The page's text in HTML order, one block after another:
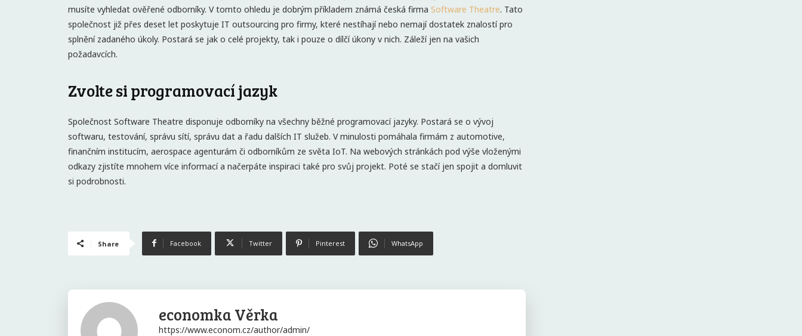
musíte vyhledat ověřené odborníky. V tomto ohledu je dobrým příkladem známá česká firma Software Theatre. Tato
společnost již přes deset let poskytuje IT outsourcing pro firmy, které nestíhají nebo nemají dostatek znalostí pro
splnění zadaného úkoly. Postará se jak o celé projekty, tak i pouze o dílčí úkony v nich. Záleží jen na vašich
požadavcích.
Zvolte si programovací jazyk
Společnost Software Theatre disponuje odborníky na všechny běžné programovací jazyky. Postará se o vývoj
softwaru, testování, správu sítí, správu dat a řadu dalších IT služeb. V minulosti pomáhala firmám z automotive,
finančním institucím, aerospace agenturám či odborníkům ze světa IoT. Na webových stránkách pod výše vloženými
odkazy zjistíte mnohem více informací a načerpáte inspiraci také pro svůj projekt. Poté se stačí jen spojit a domluvit
si podrobnosti.
Share Facebook Twitter Pinterest WhatsApp
economka Věrka
https://www.econom.cz/author/admin/